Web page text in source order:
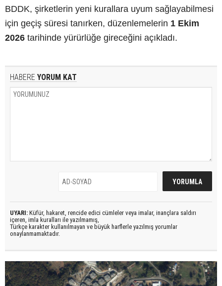
BDDK, şirketlerin yeni kurallara uyum sağlayabilmesi
için geçiş süresi tanırken, düzenlemelerin 1 Ekim
2026 tarihinde yürürlüğe gireceğini açıkladı.
HABERE YORUM KAT
UYARI: Küfür, hakaret, rencide edici cümleler veya imalar, inançlara saldırı
içeren, imla kuralları ile yazılmamış,
Türkçe karakter kullanılmayan ve büyük harflerle yazılmış yorumlar
onaylanmamaktadır.